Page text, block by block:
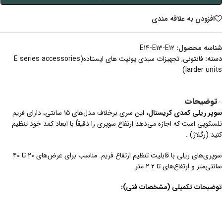
افزودن به علاقه مندی
شناسه محصول: E14-E13-E12
دسته: فانتونی,
تجهیزات سبدی یونیت های ایستاده(E series accessories
larder units)
توضیحات
سوپر ریلی کمدی کریستال،
این سری برخلاف مدل‌های ۱۵ سانتی، دارای فریم
تلسکوپی است که اجازه می‌دهد ارتفاع سوپری را دقیقاً با ابعاد کمد خود تنظیم
کنید (رگلاژ) .
سوپری‌های ریلی با قابلیت تنظیم ارتفاع فریم. مناسب برای عرض‌های ۲۰ تا ۴۰
سانتی‌متر و ارتفاع‌های تا ۲.۲ متر.
توضیحات تکمیلی (مشخصات فنی):